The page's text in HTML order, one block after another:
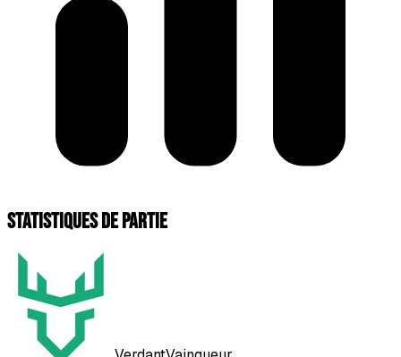
Statistiques de partie